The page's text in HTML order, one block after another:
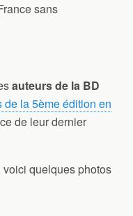
sans
auteurs de la BD
de la 5ème édition en
de leur dernier
quelques photos